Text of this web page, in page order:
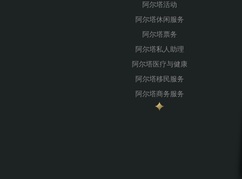
阿尔塔活动
阿尔塔休闲服务
阿尔塔票务
阿尔塔私人助理
阿尔塔医疗与健康
阿尔塔移民服务
阿尔塔商务服务